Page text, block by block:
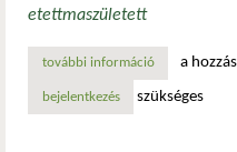
etettmaszületett
további információezen a
a
bejelentkezés szükséges